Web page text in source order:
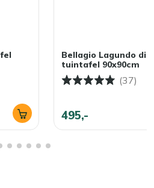
Bellagio Lagundo
tuintafel 90x90cm
(37)
495,-